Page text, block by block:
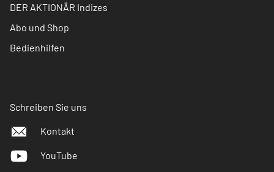
DER AKTIONÄR Indizes
Abo und Shop
Bedienhilfen
Schreiben Sie uns
Kontakt
YouTube